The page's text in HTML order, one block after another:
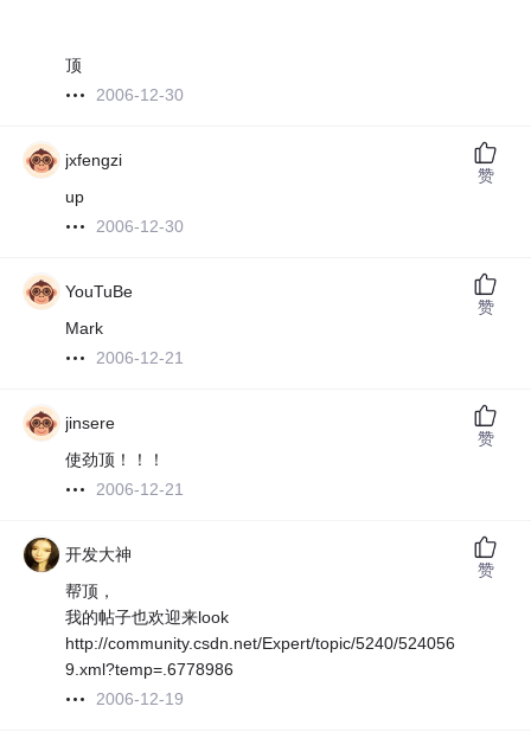
顶
2006-12-30
jxfengzi
up
2006-12-30
赞
YouTuBe
Mark
2006-12-21
赞
jinsere
使劲顶！！！
2006-12-21
赞
开发大神
帮顶，
我的帖子也欢迎来look
http://community.csdn.net/Expert/topic/5240/524056
9.xml?temp=.6778986
2006-12-19
赞